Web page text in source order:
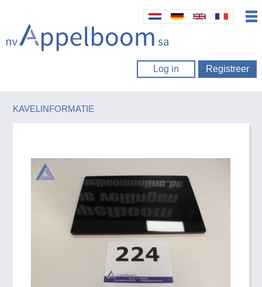
Log in Registreer
KAVELINFORMATIE